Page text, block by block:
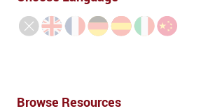
Browse Resources